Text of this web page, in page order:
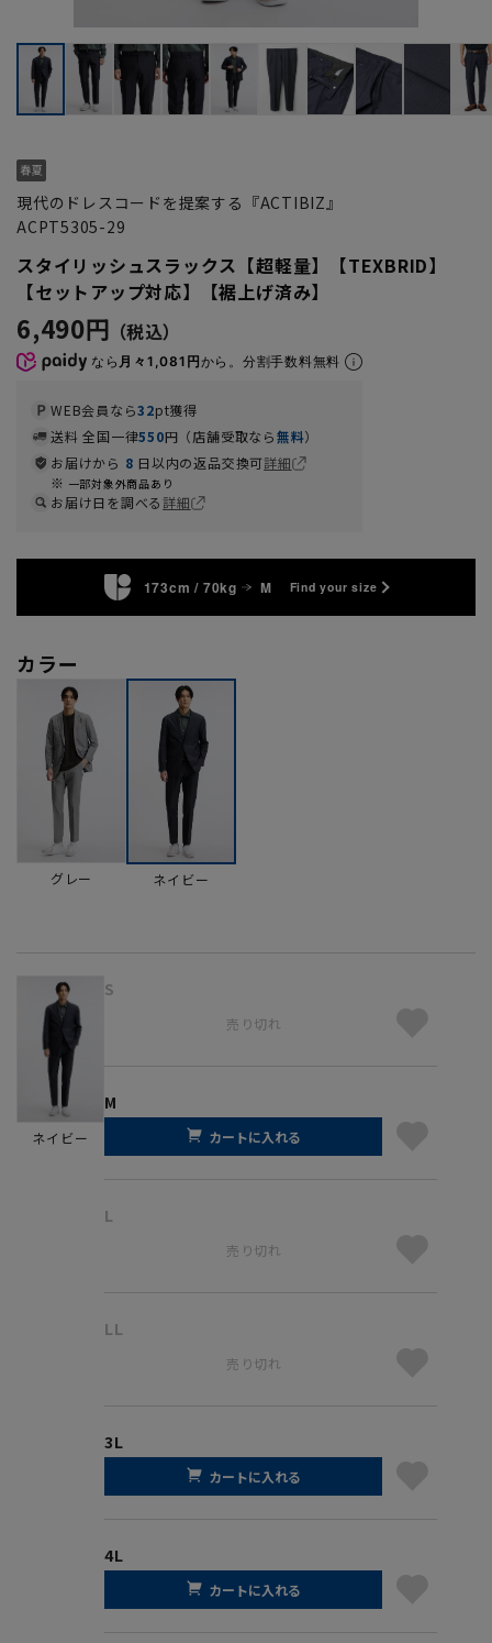
現代のドレスコードを提案する『ACTIBIZ』
ACPT5305-29
スタイリッシュスラックス【超軽量】【TEXBRID】
【セットアップ対応】【裾上げ済み】
6,490円
なら 月々1,081円から。分割手数料無料
WEB会員なら32pt獲得
送料 全国一律550円（店舗受取なら無料）
お届けから 8 日以内の返品交換可詳細
一部対象外商品あり
お届け日を調べる詳細
173cm / 70kg M Find your size
カラー
グレー ネイビー
ネイビー
S
売り切れ
M
カートに入れる
L
売り切れ
LL
売り切れ
3L
カートに入れる
4L
カートに入れる